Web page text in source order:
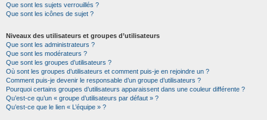
Que sont les sujets verrouillés ?
Que sont les icônes de sujet ?
Niveaux des utilisateurs et groupes d’utilisateurs
Que sont les administrateurs ?
Que sont les modérateurs ?
Que sont les groupes d’utilisateurs ?
Où sont les groupes d’utilisateurs et comment puis-je en rejoindre un ?
Comment puis-je devenir le responsable d’un groupe d’utilisateurs ?
Pourquoi certains groupes d’utilisateurs apparaissent dans une couleur différente ?
Qu’est-ce qu’un « groupe d’utilisateurs par défaut » ?
Qu’est-ce que le lien « L’équipe » ?